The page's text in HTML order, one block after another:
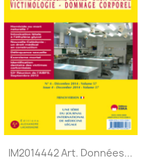
Aperçu rapide
IM2014442 Art. Données...